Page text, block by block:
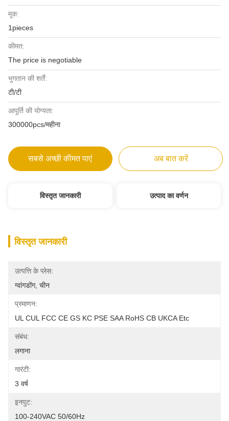
मूक:
1pieces
कीमत:
The price is negotiable
भुगतान की शर्तें:
टी/टी
आपूर्ति की योग्यता:
300000pcs/महीना
सबसे अच्छी कीमत पाएं अब बात करें
विस्तृत जानकारी उत्पाद का वर्णन
विस्तृत जानकारी
उत्पत्ति के प्लेस:
ग्वांगडोंग, चीन
प्रमाणन:
UL CUL FCC CE GS KC PSE SAA RoHS CB UKCA Etc
संबंध:
लगाना
गारंटी:
3 वर्ष
इनपुट:
100-240VAC 50/60Hz